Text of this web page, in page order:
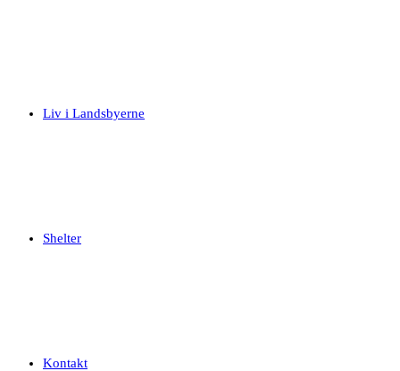
Liv i Landsbyerne
Shelter
Kontakt